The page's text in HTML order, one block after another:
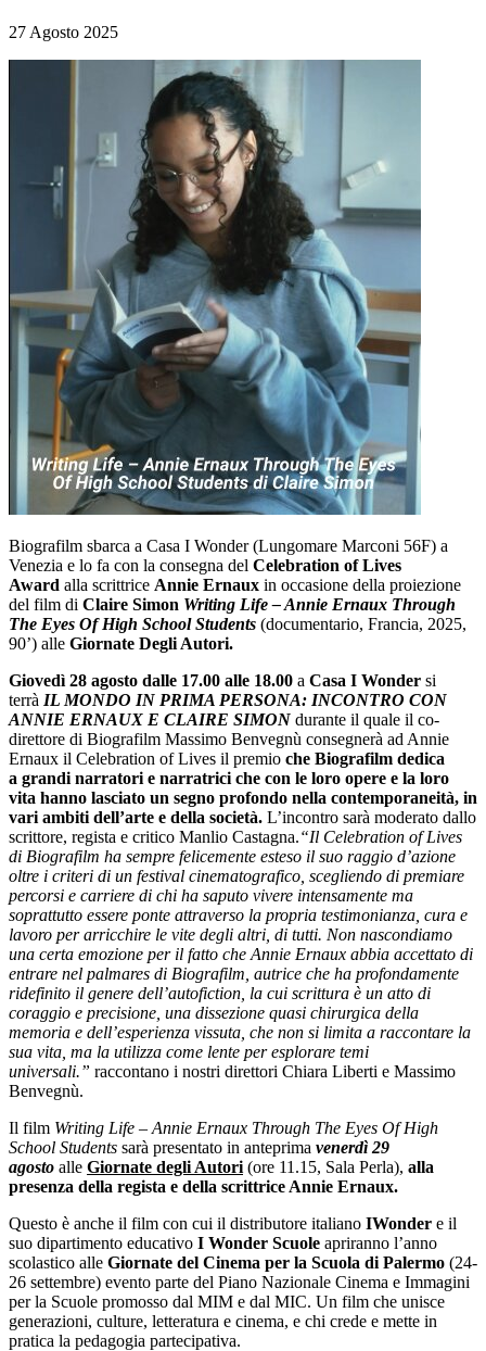
27 Agosto 2025
Biografilm sbarca a Casa I Wonder (Lungomare Marconi 56F) a
Venezia e lo fa con la consegna del Celebration of Lives
Award alla scrittrice Annie Ernaux in occasione della proiezione
del film di Claire Simon Writing Life – Annie Ernaux Through
The Eyes Of High School Students (documentario, Francia, 2025,
90’) alle Giornate Degli Autori.
Giovedì 28 agosto dalle 17.00 alle 18.00 a Casa I Wonder si
terrà IL MONDO IN PRIMA PERSONA: INCONTRO CON
ANNIE ERNAUX E CLAIRE SIMON durante il quale il co-
direttore di Biografilm Massimo Benvegnù consegnerà ad Annie
Ernaux il Celebration of Lives il premio che Biografilm dedica
a grandi narratori e narratrici che con le loro opere e la loro
vita hanno lasciato un segno profondo nella contemporaneità, in
vari ambiti dell’arte e della società. L’incontro sarà moderato dallo
scrittore, regista e critico Manlio Castagna.“Il Celebration of Lives
di Biografilm ha sempre felicemente esteso il suo raggio d’azione
oltre i criteri di un festival cinematografico, scegliendo di premiare
percorsi e carriere di chi ha saputo vivere intensamente ma
soprattutto essere ponte attraverso la propria testimonianza, cura e
lavoro per arricchire le vite degli altri, di tutti. Non nascondiamo
una certa emozione per il fatto che Annie Ernaux abbia accettato di
entrare nel palmares di Biografilm, autrice che ha profondamente
ridefinito il genere dell’autofiction, la cui scrittura è un atto di
coraggio e precisione, una dissezione quasi chirurgica della
memoria e dell’esperienza vissuta, che non si limita a raccontare la
sua vita, ma la utilizza come lente per esplorare temi
universali.” raccontano i nostri direttori Chiara Liberti e Massimo
Benvegnù.
Il film Writing Life – Annie Ernaux Through The Eyes Of High
School Students sarà presentato in anteprima venerdì 29
agosto alle Giornate degli Autori (ore 11.15, Sala Perla), alla
presenza della regista e della scrittrice Annie Ernaux.
Questo è anche il film con cui il distributore italiano IWonder e il
suo dipartimento educativo I Wonder Scuole apriranno l’anno
scolastico alle Giornate del Cinema per la Scuola di Palermo (24-
26 settembre) evento parte del Piano Nazionale Cinema e Immagini
per la Scuole promosso dal MIM e dal MIC. Un film che unisce
generazioni, culture, letteratura e cinema, e chi crede e mette in
pratica la pedagogia partecipativa.